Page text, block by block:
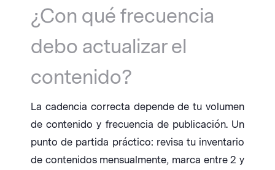
¿Con qué frecuencia
debo actualizar el
contenido?
La cadencia correcta depende de tu volumen
de contenido y frecuencia de publicación. Un
punto de partida práctico: revisa tu inventario
de contenidos mensualmente, marca entre 2 y